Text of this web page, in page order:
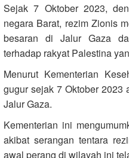
Sejak 7 Oktober 2023,
negara Barat, rezim Zionis
besaran di Jalur Gaza
terhadap rakyat Palestina
Menurut Kementerian
gugur sejak 7 Oktober 2023
Jalur Gaza.
Kementerian ini
akibat serangan tentara
awal perang di wilayah ini